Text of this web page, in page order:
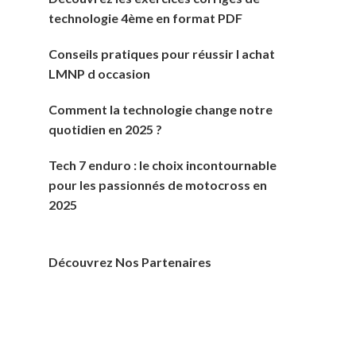
technologie 4ème en format PDF
Conseils pratiques pour réussir l achat
LMNP d occasion
Comment la technologie change notre
quotidien en 2025 ?
Tech 7 enduro : le choix incontournable
pour les passionnés de motocross en
2025
Découvrez Nos Partenaires